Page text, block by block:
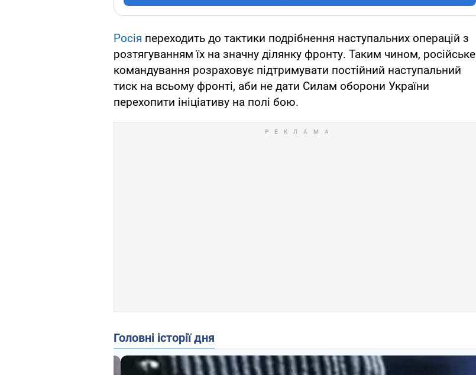
Росія переходить до тактики подрібнення наступальних операцій з
розтягуванням їх на значну ділянку фронту. Таким чином, російське
командування розраховує підтримувати постійний наступальний
тиск на всьому фронті, аби не дати Силам оборони України
перехопити ініціативу на полі бою.
Головні історії дня